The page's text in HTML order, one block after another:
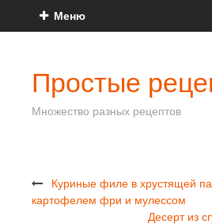
Меню
Простые
Множество разных рецептов
Куриные филе в хрустящей
картофелем фри и мулессом
Десерт из